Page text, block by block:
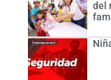
del